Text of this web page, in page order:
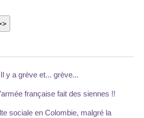
Il y a grève et... grève...
française fait des siennes !!
sociale en Colombie, malgré la